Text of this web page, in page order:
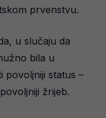
prvenstvu.
u slučaju da
bila u
povoljniji status –
žrijeb.